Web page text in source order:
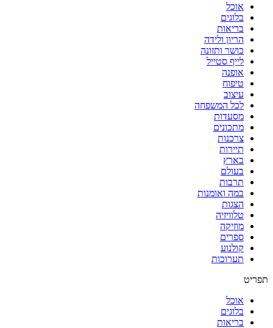
אוכל
בלוגים
בריאות
הריון ולידה
כושר ותזונה
לייף סטייל
אופנה
טיפוח
עיצוב
לכל המשפחה
מסעדות
מתכונים
צרכנות
תיירות
בארץ
בעולם
תרבות
במה ואומנות
הצגות
טלוויזיה
מוזיקה
ספרים
קולנוע
תערוכות
תפריט
אוכל
בלוגים
בריאות